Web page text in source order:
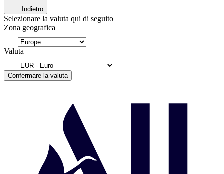
Indietro
Selezionare la valuta qui di seguito
Zona geografica
Valuta
Confermare la valuta